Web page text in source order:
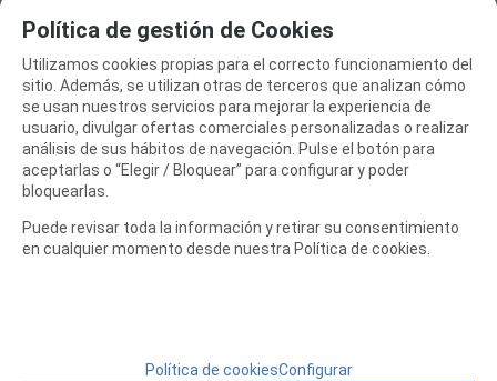
Repuestos Serpent
Repuestos Speed Passion
Repuestos Sworkz
Repuestos TAMIYA
Repuestos Team Associated
Repuestos TeamC
Repuestos ThunderTiger
Repuestos XRAY
Política de gestión de Cookies
Utilizamos cookies propias para el correcto funcionamiento del
sitio. Además, se utilizan otras de terceros que analizan cómo
se usan nuestros servicios para mejorar la experiencia de
usuario, divulgar ofertas comerciales personalizadas o realizar
análisis de sus hábitos de navegación. Pulse el botón para
aceptarlas o “Elegir / Bloquear” para configurar y poder
bloquearlas.
Puede revisar toda la información y retirar su consentimiento
en cualquier momento desde nuestra Política de cookies.
Política de cookiesConfigurar